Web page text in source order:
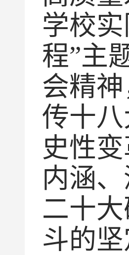
学校
程”主
会精
传十
史性
内涵
二十
斗的